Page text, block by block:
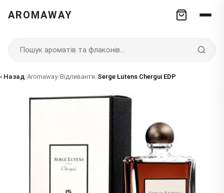
AROMAWAY
‹ Назад/Aromaway/Відливанти/Serge Lutens Chergui EDP